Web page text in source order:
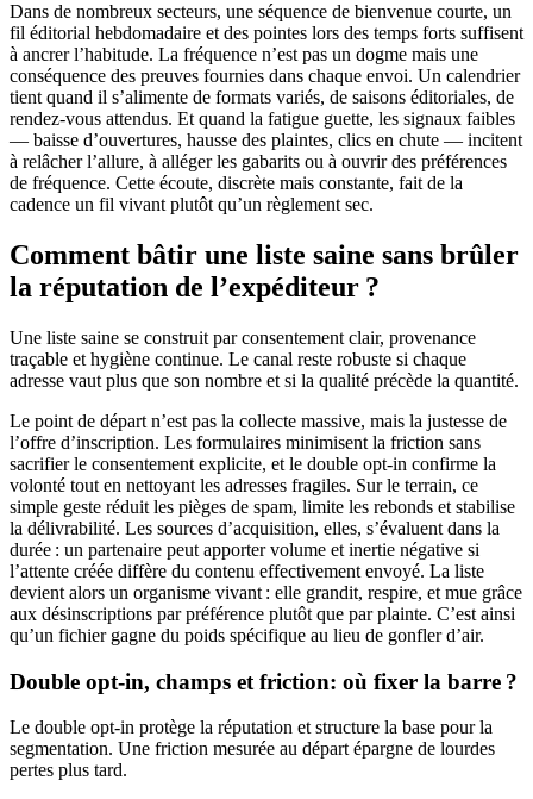
Dans de nombreux secteurs, une séquence de bienvenue courte, un
fil éditorial hebdomadaire et des pointes lors des temps forts suffisent
à ancrer l’habitude. La fréquence n’est pas un dogme mais une
conséquence des preuves fournies dans chaque envoi. Un calendrier
tient quand il s’alimente de formats variés, de saisons éditoriales, de
rendez-vous attendus. Et quand la fatigue guette, les signaux faibles
— baisse d’ouvertures, hausse des plaintes, clics en chute — incitent
à relâcher l’allure, à alléger les gabarits ou à ouvrir des préférences
de fréquence. Cette écoute, discrète mais constante, fait de la
cadence un fil vivant plutôt qu’un règlement sec.
Comment bâtir une liste saine sans brûler
la réputation de l’expéditeur ?
Une liste saine se construit par consentement clair, provenance
traçable et hygiène continue. Le canal reste robuste si chaque
adresse vaut plus que son nombre et si la qualité précède la quantité.
Le point de départ n’est pas la collecte massive, mais la justesse de
l’offre d’inscription. Les formulaires minimisent la friction sans
sacrifier le consentement explicite, et le double opt-in confirme la
volonté tout en nettoyant les adresses fragiles. Sur le terrain, ce
simple geste réduit les pièges de spam, limite les rebonds et stabilise
la délivrabilité. Les sources d’acquisition, elles, s’évaluent dans la
durée : un partenaire peut apporter volume et inertie négative si
l’attente créée diffère du contenu effectivement envoyé. La liste
devient alors un organisme vivant : elle grandit, respire, et mue grâce
aux désinscriptions par préférence plutôt que par plainte. C’est ainsi
qu’un fichier gagne du poids spécifique au lieu de gonfler d’air.
Double opt-in, champs et friction: où fixer la barre ?
Le double opt-in protège la réputation et structure la base pour la
segmentation. Une friction mesurée au départ épargne de lourdes
pertes plus tard.